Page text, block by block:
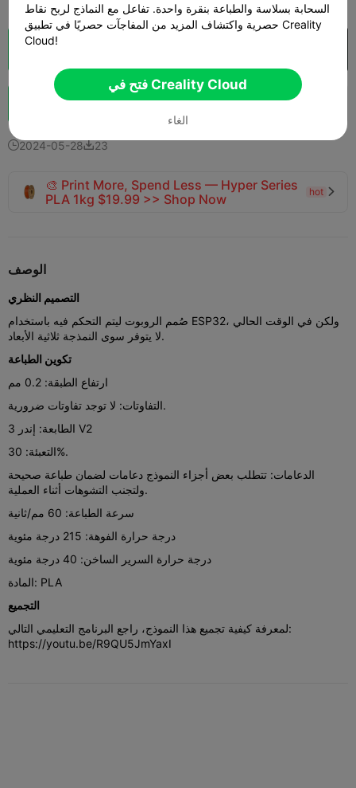
تقطيع سحابي
تعزيز 12 8 
2024-05-2823
🎨 Print More, Spend Less — Hyper Series
PLA 1kg $19.99 >> Shop Now
hot 
الوصف
التصميم النظري
صُمم الروبوت ليتم التحكم فيه باستخدام ESP32، ولكن في الوقت الحالي
لا يتوفر سوى النمذجة ثلاثية الأبعاد.
تكوين الطباعة
ارتفاع الطبقة: 0.2 مم
التفاوتات: لا توجد تفاوتات ضرورية.
الطابعة: إندر 3 V2
التعبئة: 30%.
الدعامات: تتطلب بعض أجزاء النموذج دعامات لضمان طباعة صحيحة
ولتجنب التشوهات أثناء العملية.
سرعة الطباعة: 60 مم/ثانية
درجة حرارة الفوهة: 215 درجة مئوية
درجة حرارة السرير الساخن: 40 درجة مئوية
المادة: PLA
التجميع
لمعرفة كيفية تجميع هذا النموذج، راجع البرنامج التعليمي التالي:
https://youtu.be/R9QU5JmYaxI
السحابة بسلاسة والطباعة بنقرة واحدة. تفاعل مع النماذج لربح نقاط
حصرية واكتشاف المزيد من المفاجآت حصريًا في تطبيق Creality
Cloud!
فتح في Creality Cloud
الغاء